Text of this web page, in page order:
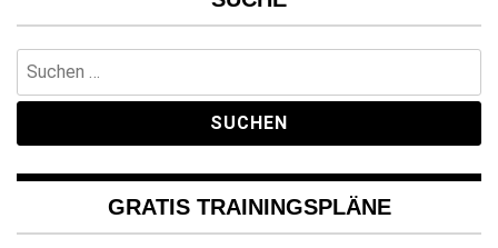
nach:
GRATIS TRAININGSPLÄNE